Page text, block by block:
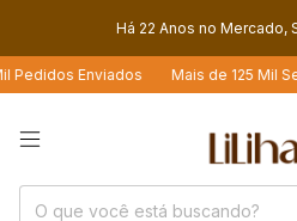
Há 22 Anos no Mercado,
Enviados Mais de 125 Mil